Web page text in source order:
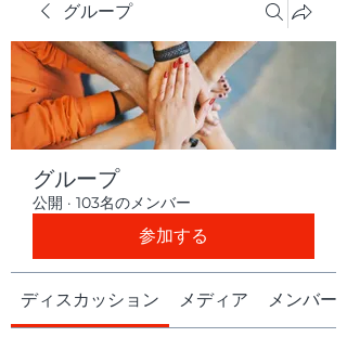
グループ
グループ
公開 · 103名のメンバー
参加する
ディスカッション メディア メンバー